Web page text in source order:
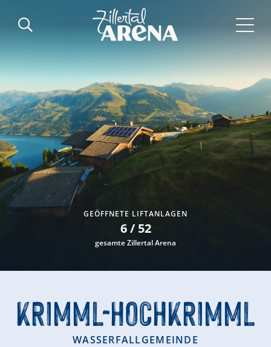
WETTER AM BERG
17 °
Hochkrimml / Plattenkogel Berg (2040m)
KRIMML-HOCHKRIMML
WASSERFALLGEMEINDE